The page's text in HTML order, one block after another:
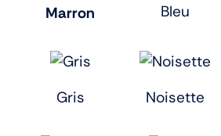
Marron Bleu
Gris Noisette